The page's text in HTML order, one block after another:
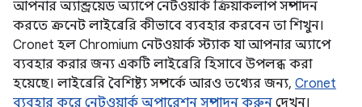
আপনার অ্যান্ড্রয়েড অ্যাপে নেটওয়ার্ক ক্রিয়াকলাপ সম্পাদন
করতে ক্রনেট লাইব্রেরি কীভাবে ব্যবহার করবেন তা শিখুন।
Cronet হল Chromium নেটওয়ার্ক স্ট্যাক যা আপনার অ্যাপে
ব্যবহার করার জন্য একটি লাইব্রেরি হিসাবে উপলব্ধ করা
হয়েছে। লাইব্রেরি বৈশিষ্ট্য সম্পর্কে আরও তথ্যের জন্য, Cronet
ব্যবহার করে নেটওয়ার্ক অপারেশন সম্পাদন করুন দেখুন।